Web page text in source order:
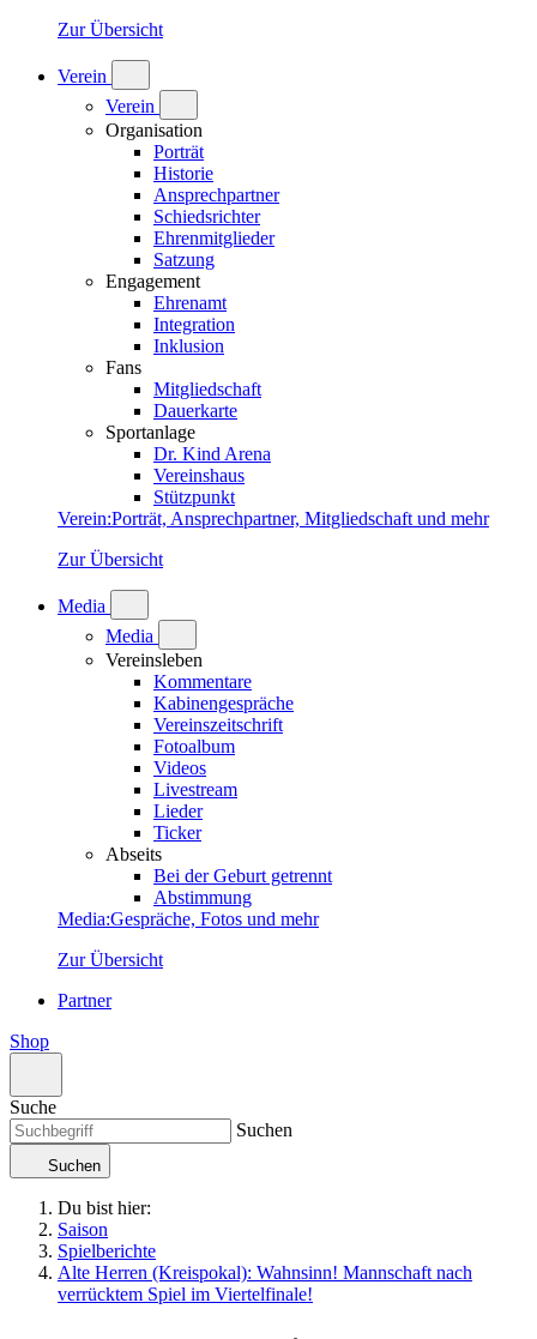
Zur Übersicht
Verein
Verein
Organisation
Porträt
Historie
Ansprechpartner
Schiedsrichter
Ehrenmitglieder
Satzung
Engagement
Ehrenamt
Integration
Inklusion
Fans
Mitgliedschaft
Dauerkarte
Sportanlage
Dr. Kind Arena
Vereinshaus
Stützpunkt
Verein:Porträt, Ansprechpartner, Mitgliedschaft und mehr
Zur Übersicht
Media
Media
Vereinsleben
Kommentare
Kabinengespräche
Vereinszeitschrift
Fotoalbum
Videos
Livestream
Lieder
Ticker
Abseits
Bei der Geburt getrennt
Abstimmung
Media:Gespräche, Fotos und mehr
Zur Übersicht
Partner
Shop
Suche
Suchen
Suchen
Du bist hier:
Saison
Spielberichte
Alte Herren (Kreispokal): Wahnsinn! Mannschaft nach
verrücktem Spiel im Viertelfinale!